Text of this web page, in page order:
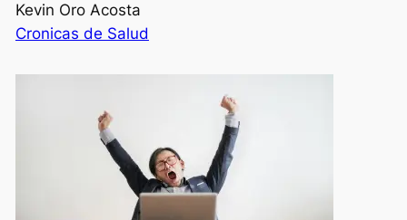
Autor
Kevin Oro Acosta
Respecto a
Cronicas de Salud